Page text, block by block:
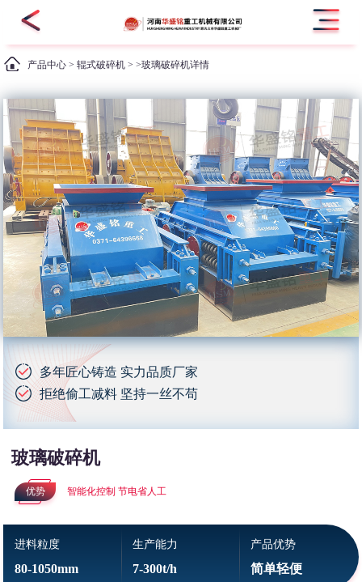
产品中心 >辊式破碎机 > >玻璃破碎机详情
多年匠心铸造 实力品质厂家
拒绝偷工减料 坚持一丝不苟
玻璃破碎机
优势 智能化控制 节电省人工
进料粒度
80-1050mm
生产能力
7-300t/h
产品优势
简单轻便